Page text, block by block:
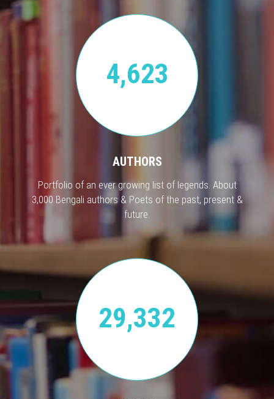
4,623
AUTHORS
Portfolio of an ever growing list of legends. About
3,000 Bengali authors & Poets of the past, present &
future.
29,332